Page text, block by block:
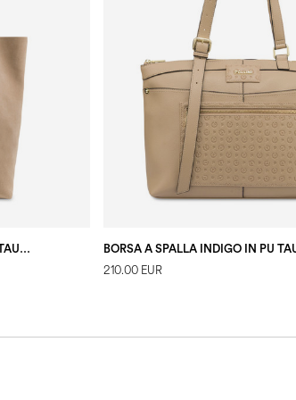
SHOPPING BAG SOUL IN CROSTA TAUPE/TAUPE
210.00 EUR